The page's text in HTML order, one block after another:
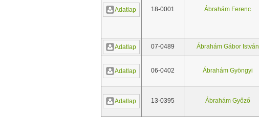
Adatlap 18-0001 Ábrahám Ferenc
Adatlap 07-0489 Ábrahám Gábor István
Adatlap 06-0402 Ábrahám Gyöngyi
Adatlap 13-0395 Ábrahám Győző